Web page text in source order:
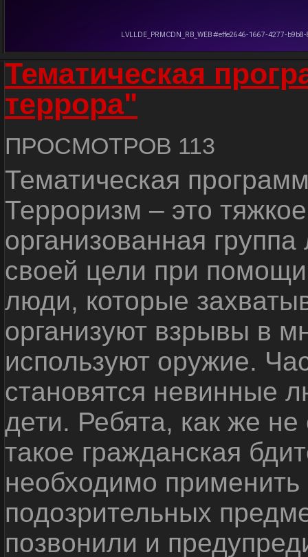
Тематическая
террора"
ПРОСМОТРОВ 113
Тематическая
Терроризм – это
организованная
своей цели при
люди, которые
организуют взрывы в
используют оружие.
становятся невинные
дети. Ребята, как же не
такое гражданская
необходимо
подозрительных
позвонили и